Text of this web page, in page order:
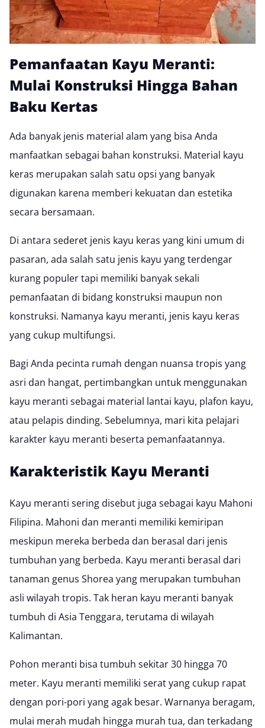
Pemanfaatan Kayu Meranti:
Mulai Konstruksi Hingga Bahan
Baku Kertas
Ada banyak jenis material alam yang bisa Anda
manfaatkan sebagai bahan konstruksi. Material kayu
keras merupakan salah satu opsi yang banyak
digunakan karena memberi kekuatan dan estetika
secara bersamaan.
Di antara sederet jenis kayu keras yang kini umum di
pasaran, ada salah satu jenis kayu yang terdengar
kurang populer tapi memiliki banyak sekali
pemanfaatan di bidang konstruksi maupun non
konstruksi. Namanya kayu meranti, jenis kayu keras
yang cukup multifungsi.
Bagi Anda pecinta rumah dengan nuansa tropis yang
asri dan hangat, pertimbangkan untuk menggunakan
kayu meranti sebagai material lantai kayu, plafon kayu,
atau pelapis dinding. Sebelumnya, mari kita pelajari
karakter kayu meranti beserta pemanfaatannya.
Karakteristik Kayu Meranti
Kayu meranti sering disebut juga sebagai kayu Mahoni
Filipina. Mahoni dan meranti memiliki kemiripan
meskipun mereka berbeda dan berasal dari jenis
tumbuhan yang berbeda. Kayu meranti berasal dari
tanaman genus Shorea yang merupakan tumbuhan
asli wilayah tropis. Tak heran kayu meranti banyak
tumbuh di Asia Tenggara, terutama di wilayah
Kalimantan.
Pohon meranti bisa tumbuh sekitar 30 hingga 70
meter. Kayu meranti memiliki serat yang cukup rapat
dengan pori-pori yang agak besar. Warnanya beragam,
mulai merah mudah hingga murah tua, dan terkadang